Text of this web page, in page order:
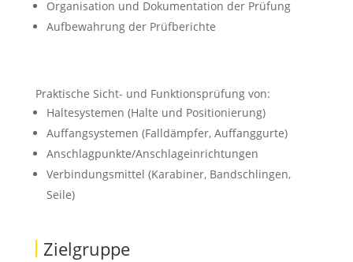
Organisation und Dokumentation der Prüfung
Aufbewahrung der Prüfberichte
Praktische Sicht- und Funktionsprüfung von:
Haltesystemen (Halte und Positionierung)
Auffangsystemen (Falldämpfer, Auffanggurte)
Anschlagpunkte/Anschlageinrichtungen
Verbindungsmittel (Karabiner, Bandschlingen,
Seile)
Zielgruppe